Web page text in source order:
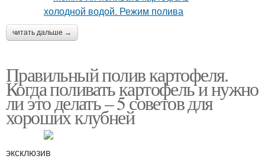
читать дальше →
Правильный полив картофеля.
Когда поливать картофель и нужно
ли это делать – 5 советов для
хороших клубней
эксклюзив